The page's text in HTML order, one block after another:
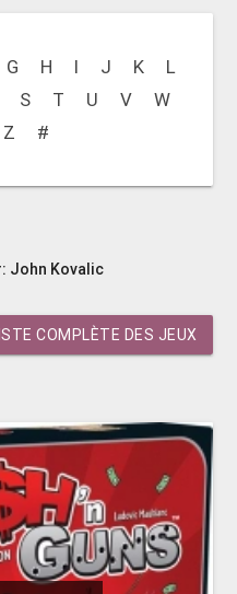
G H I J K
L
S T U V
W
Z #
John Kovalic
COMPLÈTE DES JEUX